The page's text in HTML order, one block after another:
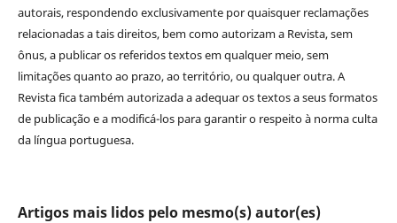
autorais, respondendo exclusivamente por quaisquer reclamações
relacionadas a tais direitos, bem como autorizam a Revista, sem
ônus, a publicar os referidos textos em qualquer meio, sem
limitações quanto ao prazo, ao território, ou qualquer outra. A
Revista fica também autorizada a adequar os textos a seus formatos
de publicação e a modificá-los para garantir o respeito à norma culta
da língua portuguesa.
Artigos mais lidos pelo mesmo(s) autor(es)